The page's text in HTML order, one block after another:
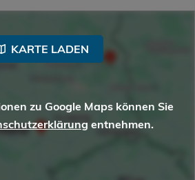
KARTE LADEN
zu Google Maps können Sie
entnehmen.